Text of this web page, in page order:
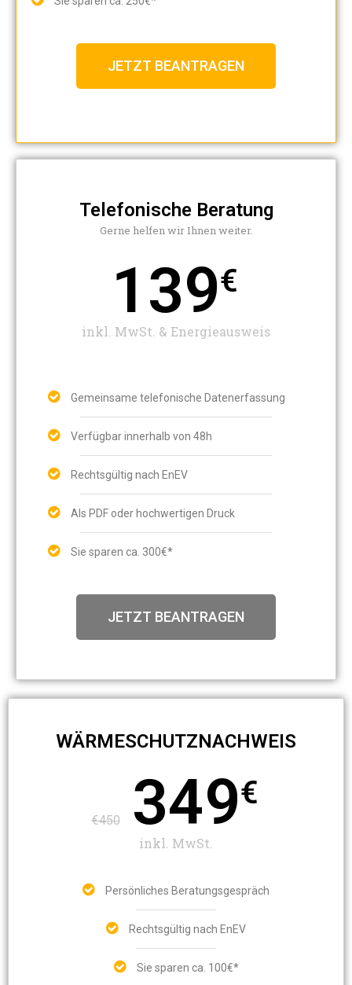
JETZT BEANTRAGEN
Telefonische Beratung
Gerne helfen wir Ihnen weiter.​
139€
inkl. MwSt. & Energieausweis
Gemeinsame telefonische Datenerfassung
Verfügbar innerhalb von 48h
Rechtsgültig nach EnEV
Als PDF oder hochwertigen Druck
Sie sparen ca. 300€*
JETZT BEANTRAGEN
WÄRMESCHUTZNACHWEIS
€450 349€
inkl. MwSt.
Persönliches Beratungsgespräch
Rechtsgültig nach EnEV
Sie sparen ca. 100€*